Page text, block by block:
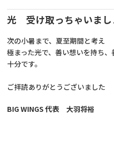
光 受け取っちゃいまし
次の小暑まで、夏至期間と考え
極まった光で、善い想いを持ち、
十分です。
ご拝読ありがとうございました
BIG WINGS 代表 大羽将裕